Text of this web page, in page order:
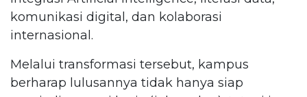
komunikasi digital, dan kolaborasi
internasional.
Melalui transformasi tersebut, kampus
berharap lulusannya tidak hanya siap